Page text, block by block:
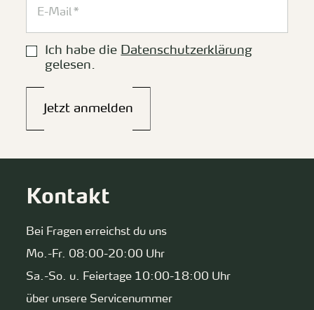
Ich habe die Datenschutzerklärung
gelesen.
Jetzt anmelden
Kontakt
Bei Fragen erreichst du uns
Mo.-Fr. 08:00-20:00 Uhr
Sa.-So. u. Feiertage 10:00-18:00 Uhr
über unsere Servicenummer